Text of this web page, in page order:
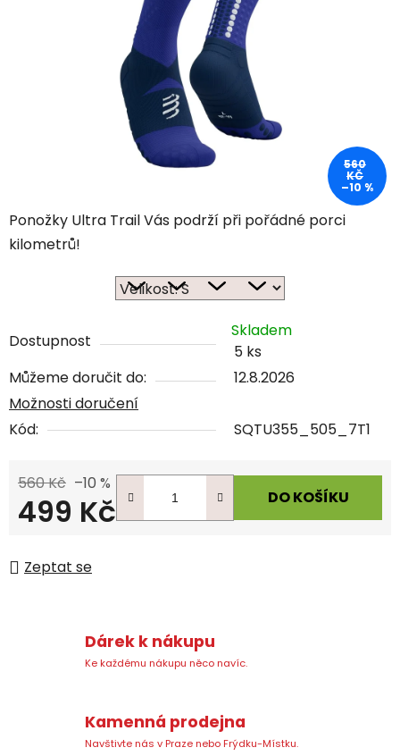
Ponožky Ultra Trail Vás podrží při pořádné porci
kilometrů!
Dostupnost
Skladem
5 ks
Můžeme doručit do:
12.8.2026
Možnosti doručení
Kód:
SQTU355_505_7T1
560 Kč –10 %
499 Kč DO KOŠÍKU
Zeptat se
560
KČ
–10 %
Dárek k nákupu
Ke každému nákupu něco navíc.
Kamenná prodejna
Navštivte nás v Praze nebo Frýdku-Místku.